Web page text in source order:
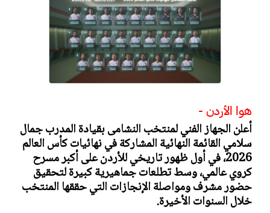
هوا الأردن -
أعلن الجهاز الفني لمنتخب النشامى بقيادة المدرب جمال
سلامي القائمة النهائية المشاركة في نهائيات كأس العالم
2026، في أول ظهور تاريخي للأردن على أكبر مسرح
كروي عالمي، وسط تطلعات جماهيرية كبيرة لتحقيق
حضور مشرف ومواصلة الإنجازات التي حققها المنتخب
خلال السنوات الأخيرة.